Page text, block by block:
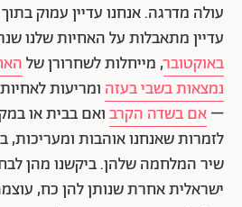
עולה מדרגה. אנחנו עדיין עמוק
עדיין מתאבלות על האחיות שלנו
באוקטובר, מייחלות לשחרורן של
נמצאות בשבי בעזה ומריעות
–אם בשדה הקרבואם בבית או
לזמרות שאנחנו אוהבות ומעריכות,
שיר המלחמה שלהן. ביקשנו מהן
ישראלית אחרת שנותן להן כח,